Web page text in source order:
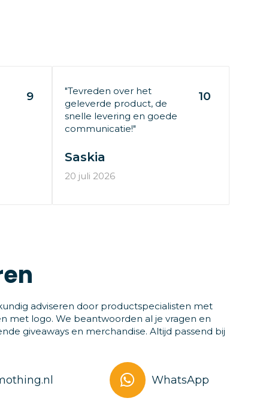
9
"Tevreden over het
geleverde product, de
snelle levering en goede
communicatie!"
10
Saskia
20 juli 2026
adviseren door productspecialisten met
met logo. We beantwoorden al je vragen en
giveaways en merchandise. Altijd passend bij
WhatsApp